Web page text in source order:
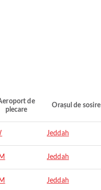
de
plecare
Orașul de sosire
Jeddah
Jeddah
Jeddah